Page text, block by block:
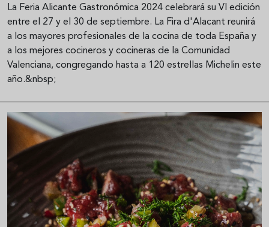
La Feria Alicante Gastronómica 2024 celebrará su VI edición
entre el 27 y el 30 de septiembre. La Fira d'Alacant reunirá
a los mayores profesionales de la cocina de toda España y
a los mejores cocineros y cocineras de la Comunidad
Valenciana, congregando hasta a 120 estrellas Michelin este
año.&nbsp;